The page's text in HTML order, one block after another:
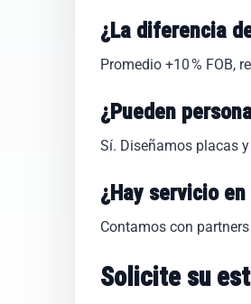
¿La diferencia
Promedio +10 % FOB,
¿Pueden
Sí. Diseñamos placas
¿Hay servicio
Contamos con
Solicite su